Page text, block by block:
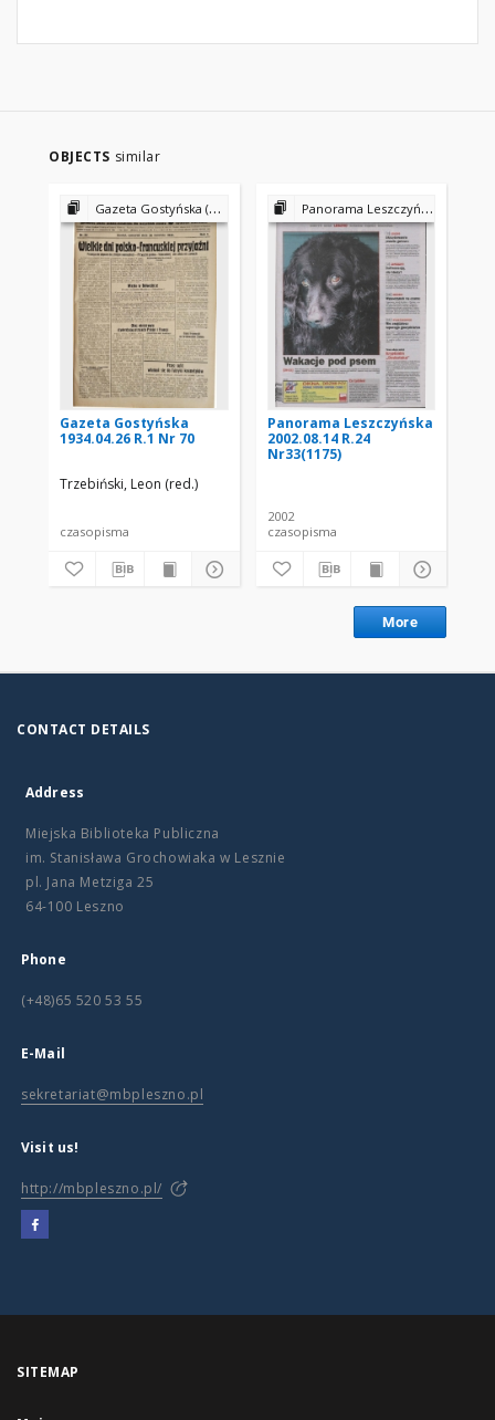
OBJECTS similar
Gazeta Gostyńska (1934)
Gazeta Gostyńska
1934.04.26 R.1 Nr 70
Trzebiński, Leon (red.)
czasopisma
Panorama Leszczyńska 2002
Panorama Leszczyńska
2002.08.14 R.24
Nr33(1175)
2002
czasopisma
More
CONTACT DETAILS
Address
Miejska Biblioteka Publiczna
im. Stanisława Grochowiaka w Lesznie
pl. Jana Metziga 25
64-100 Leszno
Phone
(+48)65 520 53 55
E-Mail
sekretariat@mbpleszno.pl
Visit us!
http://mbpleszno.pl/
SITEMAP